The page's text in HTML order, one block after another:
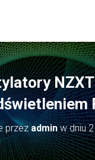
przezadminw dniu